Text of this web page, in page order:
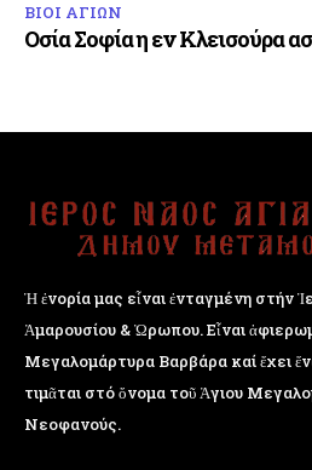
ΒΙΟΙ ΑΓΙΩΝ
Οσία Σοφία η εν Κλεισούρα
Ἡ ἐνορία μας εἶναι ἐνταγμένη στήν
Ἁμαρουσίου & Ὠρωπου. Εἶναι
Μεγαλομάρτυρα Βαρβάρα καί ἔχει
τιμᾶται στό ὄνομα τοῦ Ἁγιου
Νεοφανούς.